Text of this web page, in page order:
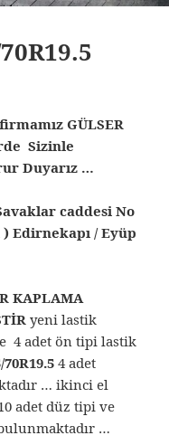
GÜLSER
Sizinle
Duyarız …
caddesi No
Edirnekapı / Eyüp
KAPLAMA
yeni lastik
4 adet ön tipi lastik
70R19.54 adet
… ikinci el
adet düz tipi ve
…